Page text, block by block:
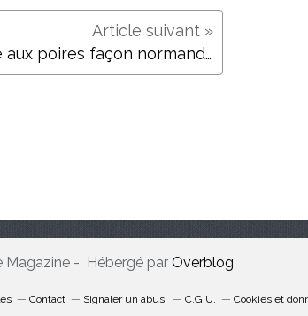
Tarte aux poires façon normande
Magazine - Hébergé par Overblog
Contact Signaler un abus C.G.U. Cookies et